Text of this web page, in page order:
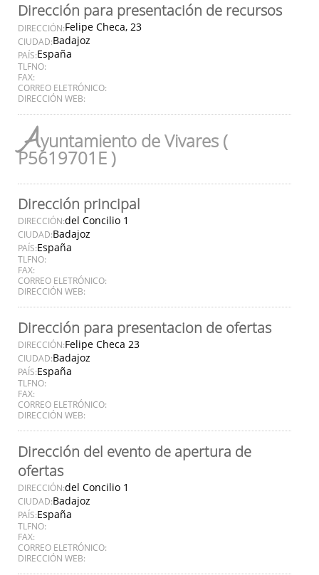
Dirección para presentación de recursos
DIRECCIÓN:Felipe Checa, 23
CIUDAD:Badajoz
PAÍS:España
TLFNO:
FAX:
CORREO ELETRÓNICO:
DIRECCIÓN WEB:
Ayuntamiento de Vivares (
P5619701E )
Dirección principal
DIRECCIÓN:del Concilio 1
CIUDAD:Badajoz
PAÍS:España
TLFNO:
FAX:
CORREO ELETRÓNICO:
DIRECCIÓN WEB:
Dirección para presentacion de ofertas
DIRECCIÓN:Felipe Checa 23
CIUDAD:Badajoz
PAÍS:España
TLFNO:
FAX:
CORREO ELETRÓNICO:
DIRECCIÓN WEB:
Dirección del evento de apertura de
ofertas
DIRECCIÓN:del Concilio 1
CIUDAD:Badajoz
PAÍS:España
TLFNO:
FAX:
CORREO ELETRÓNICO:
DIRECCIÓN WEB: